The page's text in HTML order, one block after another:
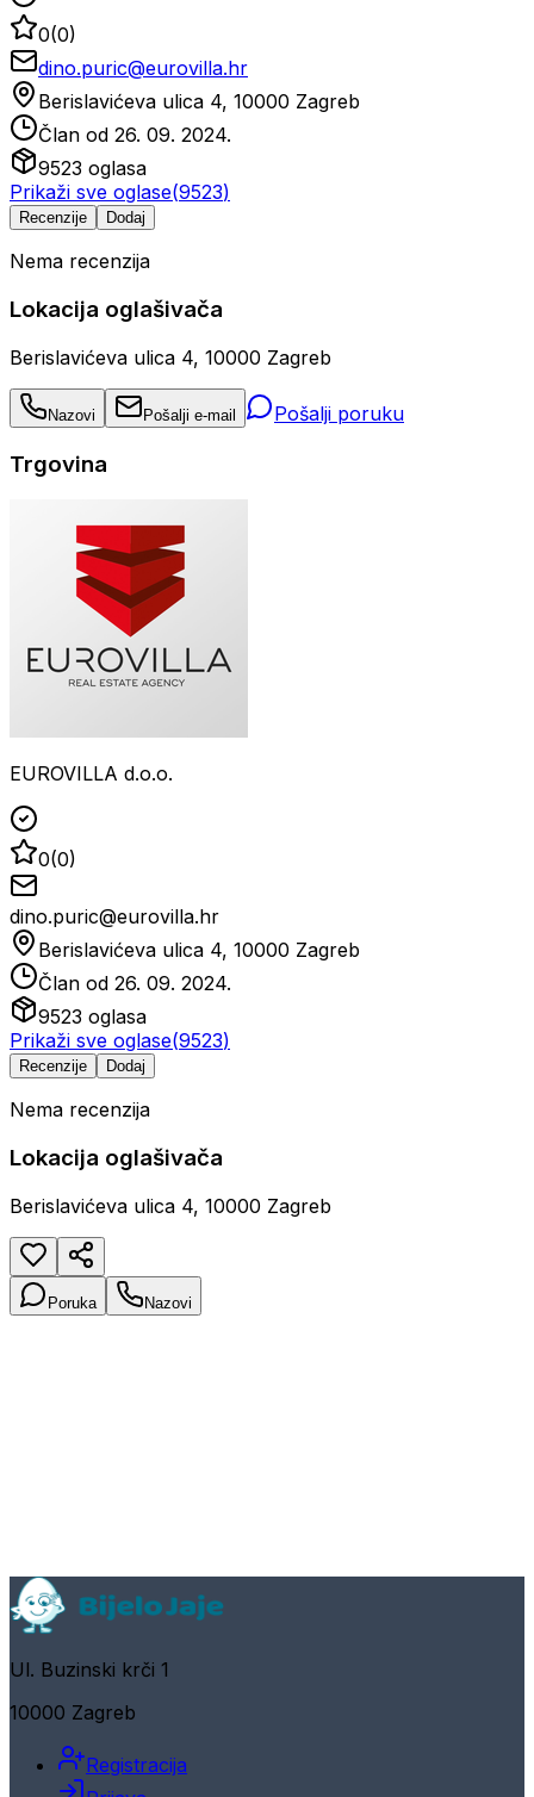
0(0)
dino.puric@eurovilla.hr
Berislavićeva ulica 4, 10000 Zagreb
Član od 26. 09. 2024.
9523 oglasa
Prikaži sve oglase(9523)
Recenzije Dodaj
Nema recenzija
Lokacija oglašivača
Berislavićeva ulica 4, 10000 Zagreb
Nazovi Pošalji e-mail Pošalji poruku
Trgovina
EUROVILLA d.o.o.
0(0)
dino.puric@eurovilla.hr
Berislavićeva ulica 4, 10000 Zagreb
Član od 26. 09. 2024.
9523 oglasa
Prikaži sve oglase(9523)
Recenzije Dodaj
Nema recenzija
Lokacija oglašivača
Berislavićeva ulica 4, 10000 Zagreb
Poruka Nazovi
Ul. Buzinski krči 1
10000 Zagreb
Registracija